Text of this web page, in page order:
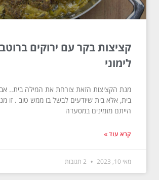
קציצות בקר עם ירוקים
לימוני
מנת הקציצות הזאת צורחת את המילה בית..
בית, אלא בית שיודעים לבשל בו ממש טוב . זו
הייתם מזמינים במסעדה
קרא עוד »
מאי 10, 2023